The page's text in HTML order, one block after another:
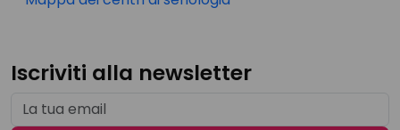
Iscriviti alla newsletter